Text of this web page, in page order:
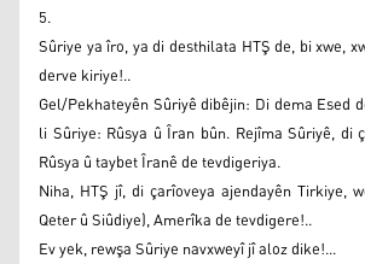
5.
Sûriye ya îro, ya di desthilata HTŞ de, bi xwe,
derve kiriye!..
Gel/Pekhateyên Sûriyê dibêjin: Di dema Esed
li Sûriye: Rûsya û Îran bûn. Rejîma Sûriyê, di
Rûsya û taybet Îranê de tevdigeriya.
Niha, HTŞ jî, di çarîoveya ajendayên Tirkiye,
Qeter û Siûdiye), Amerîka de tevdigere!..
Ev yek, rewşa Sûriye navxweyî jî aloz dike!...